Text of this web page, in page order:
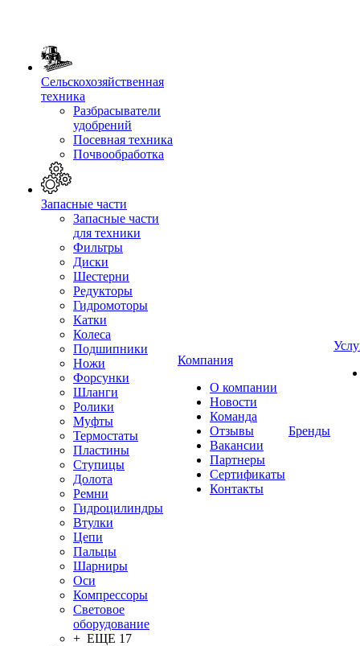
Сельскохозяйственная
техника
Разбрасыватели
удобрений
Посевная техника
Почвообработка
Запасные части
Запасные части
для техники
Фильтры
Диски
Шестерни
Редукторы
Гидромоторы
Катки
Колеса
Подшипники
Ножи
Форсунки
Шланги
Ролики
Муфты
Термостаты
Пластины
Ступицы
Долота
Ремни
Гидроцилиндры
Втулки
Цепи
Пальцы
Шарниры
Оси
Компрессоры
Световое
оборудование
+ ЕЩЕ 17
Компания
О компании
Новости
Команда
Отзывы
Вакансии
Партнеры
Сертификаты
Контакты
Бренды